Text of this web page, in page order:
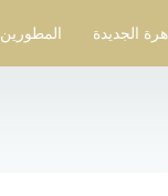
الجديدة المطورين